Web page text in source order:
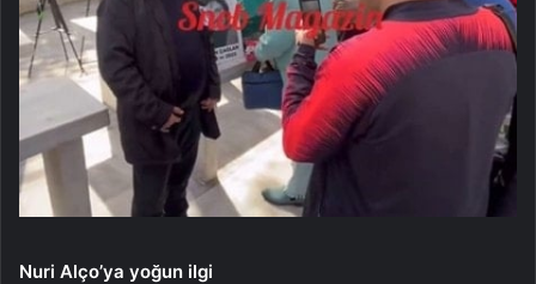
Nuri Alço’ya yoğun ilgi